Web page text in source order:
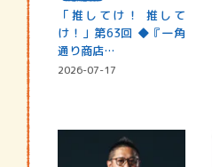
「推してけ！ 推して
け！」第63回 ◆『一角
通り商店…
2026-07-17